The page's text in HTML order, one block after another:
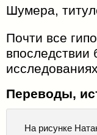
Шумера,
Почти все
впоследствии
Переводы,
На рисунке